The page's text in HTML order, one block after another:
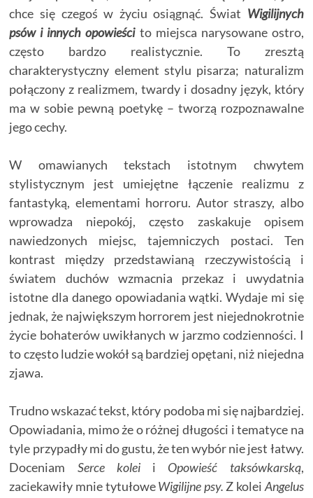
chce się czegoś w życiu osiągnąć. Świat Wigilijnych
psów i innych opowieści to miejsca narysowane ostro,
często bardzo realistycznie. To zresztą
charakterystyczny element stylu pisarza; naturalizm
połączony z realizmem, twardy i dosadny język, który
ma w sobie pewną poetykę – tworzą rozpoznawalne
jego cechy.
W omawianych tekstach istotnym chwytem
stylistycznym jest umiejętne łączenie realizmu z
fantastyką, elementami horroru. Autor straszy, albo
wprowadza niepokój, często zaskakuje opisem
nawiedzonych miejsc, tajemniczych postaci. Ten
kontrast między przedstawianą rzeczywistością i
światem duchów wzmacnia przekaz i uwydatnia
istotne dla danego opowiadania wątki. Wydaje mi się
jednak, że największym horrorem jest niejednokrotnie
życie bohaterów uwikłanych w jarzmo codzienności. I
to często ludzie wokół są bardziej opętani, niż niejedna
zjawa.
Trudno wskazać tekst, który podoba mi się najbardziej.
Opowiadania, mimo że o różnej długości i tematyce na
tyle przypadły mi do gustu, że ten wybór nie jest łatwy.
Doceniam Serce koleii Opowieść taksówkarską,
zaciekawiły mnie tytułoweWigilijne psy. Z kolei Angelus